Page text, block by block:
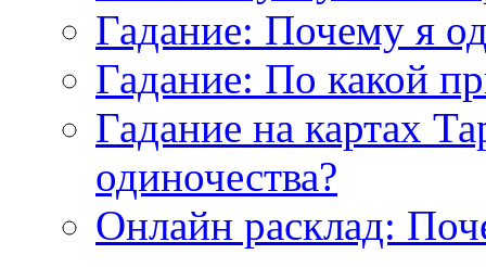
Гадание: Почему я
Гадание: По какой
Гадание на картах
одиночества?
Онлайн расклад: